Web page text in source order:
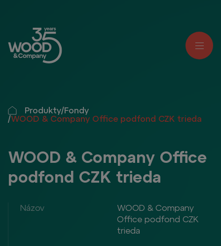
Produkty/Fondy
/WOOD & Company Office podfond CZK trieda
WOOD & Company Office
podfond CZK trieda
Názov
WOOD & Company
Office podfond CZK
trieda